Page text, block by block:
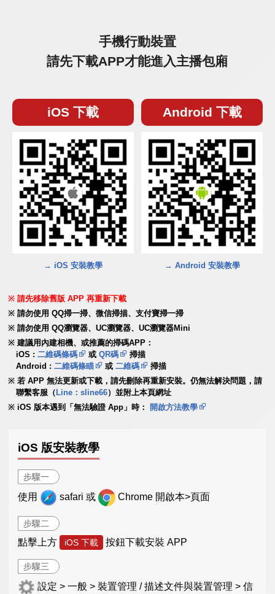
手機行動裝置
請先下載APP才能進入主播包廂
iOS 下載
→ iOS 安裝教學
Android 下載
→ Android 安裝教學
請先移除舊版 APP 再重新下載
請勿使用 QQ掃一掃、微信掃描、支付寶掃一掃
請勿使用 QQ瀏覽器、UC瀏覽器、UC瀏覽器Mini
建議用內建相機、或推薦的掃碼APP：
iOS :二維碼條碼 或QR碼
掃描
Android :二維碼條瞄 或二維碼
掃描
若 APP 無法更新或下載，請先刪除再重新安裝。仍無法解決問題，請
聯繫客服（ Line：sline66）並附上本頁網址
iOS 版本遇到「無法驗證 App」時：
開啟方法教學
iOS 版安裝教學
步驟一
使用 safari 或 Chrome 開啟本>頁面
步驟二
點擊上方 iOS 下載 按鈕下載安裝 APP
步驟三
設定 > 一般 > 裝置管理 / 描述文件與裝置管理 > 信